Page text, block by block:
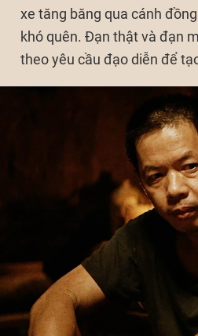
xe tăng băng qua cánh
khó quên. Đạn thật và đạn
theo yêu cầu đạo diễn để